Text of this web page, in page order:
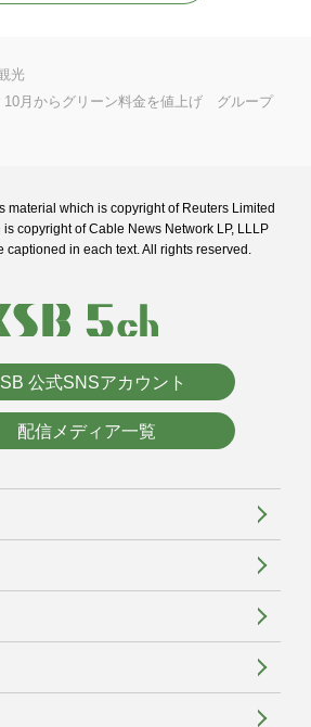
光
月からグリーン料金を値上げ グループ
material which is copyright of Reuters Limited
copyright of Cable News Network LP, LLLP
captioned in each text. All rights reserved.
公式SNSアカウント
配信メディア一覧